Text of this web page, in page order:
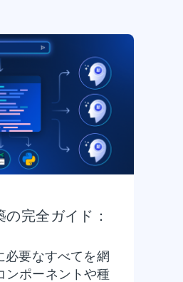
完全ガイド：
必要なすべてを網
ンポーネントや種